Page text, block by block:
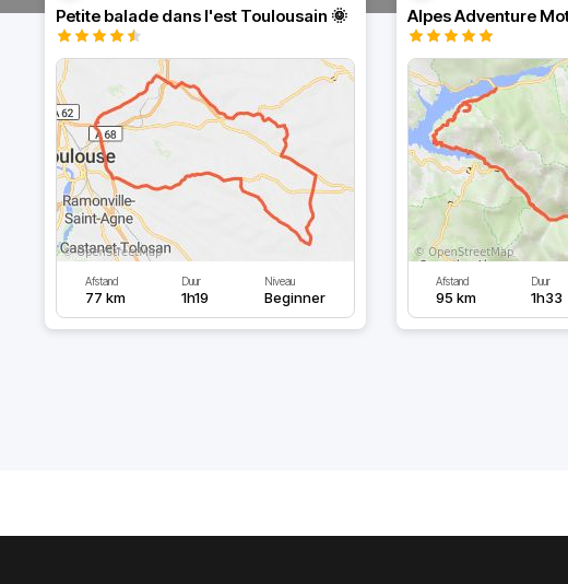
Petite balade dans l'est Toulousain 🌞
Afstand
77 km
Duur
1h19
Niveau
Beginner
Alpes Adventure
Afstand
95 km
Duur
1h33